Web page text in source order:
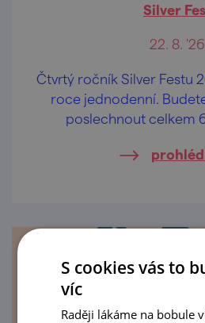
Silver
22. 8. '26
Čtvrtý ročník Silver Festu
roce jednodenní.
poslechnout celkem
S cookies vás to
víc
Raději lákáme na bobule